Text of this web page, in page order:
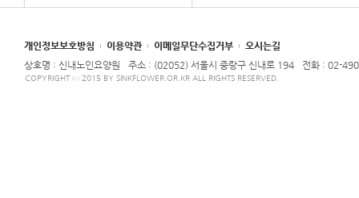
개인정보보호방침 이용약관 이메일무단수집거부
오시는길
상호명 : 신내노인요양원
주소 : (02052) 서울시 중랑구 신내로 194 전화 : 02-
COPYRIGHT ⓒ 2015 BY SINKFLOWER.OR.KR ALL RIGHTS RESERVED.